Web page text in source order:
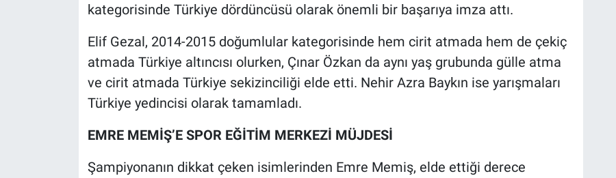
kategorisinde Türkiye dördüncüsü olarak önemli bir başarıya imza attı.
Elif Gezal, 2014-2015 doğumlular kategorisinde hem cirit atmada hem de çekiç
atmada Türkiye altıncısı olurken, Çınar Özkan da aynı yaş grubunda gülle atma
ve cirit atmada Türkiye sekizinciliği elde etti. Nehir Azra Baykın ise yarışmaları
Türkiye yedincisi olarak tamamladı.
EMRE MEMİŞ’E SPOR EĞİTİM MERKEZİ MÜJDESİ
Şampiyonanın dikkat çeken isimlerinden Emre Memiş, elde ettiği derece